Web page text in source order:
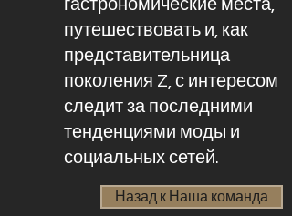
гастрономические места,
путешествовать и, как
представительница
поколения Z, с интересом
следит за последними
тенденциями моды и
социальных сетей.
Назад к Наша команда